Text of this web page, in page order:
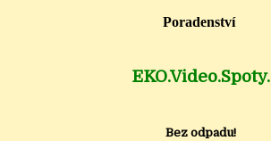
Poradenství
EKO.Video.Spoty.
Bez odpadu!